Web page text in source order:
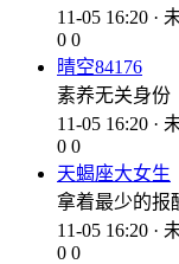
11-05 16:20 ·
0 0
晴空84176
素养无关身份
11-05 16:20 ·
0 0
天蝎座大女生
拿着最少的报
11-05 16:20 ·
0 0